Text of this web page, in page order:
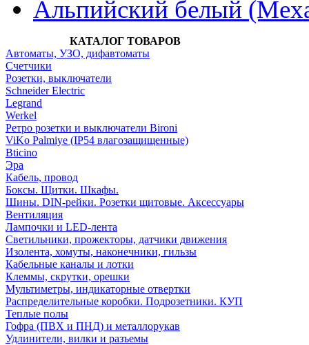
Альпийский белый
КАТАЛОГ ТОВАРОВ
Автоматы, УЗО, дифавтоматы
Счетчики
Розетки, выключатели
Schneider Electric
Legrand
Werkel
Ретро розетки и выключатели Bironi
ViKo Palmiye (IP54 влагозащищенные)
Bticino
Эра
Кабель, провод
Боксы. Щитки. Шкафы.
Шины. DIN-рейки. Розетки щитовые. Аксессуары
Вентиляция
Лампочки и LED-лента
Светильники, прожекторы, датчики движения
Изолента, хомуты, наконечники, гильзы
Кабельные каналы и лотки
Клеммы, скрутки, орешки
Мультиметры, индикаторные отвертки
Распределительные коробки. Подрозетники. КУП
Теплые полы
Гофра (ПВХ и ПНД) и металлорукав
Удлинители, вилки и разъемы